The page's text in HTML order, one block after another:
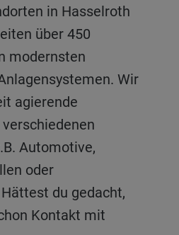
über 450
modernsten
Wir
agierende
Automotive,
oder
du gedacht,
Kontakt mit